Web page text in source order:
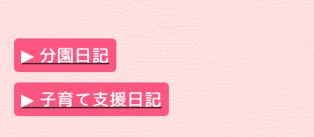
園
や
分園日記
子育て支援日記